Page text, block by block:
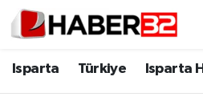
Isparta Türkiye Isparta
Isparta
Isparta Nöbetçi